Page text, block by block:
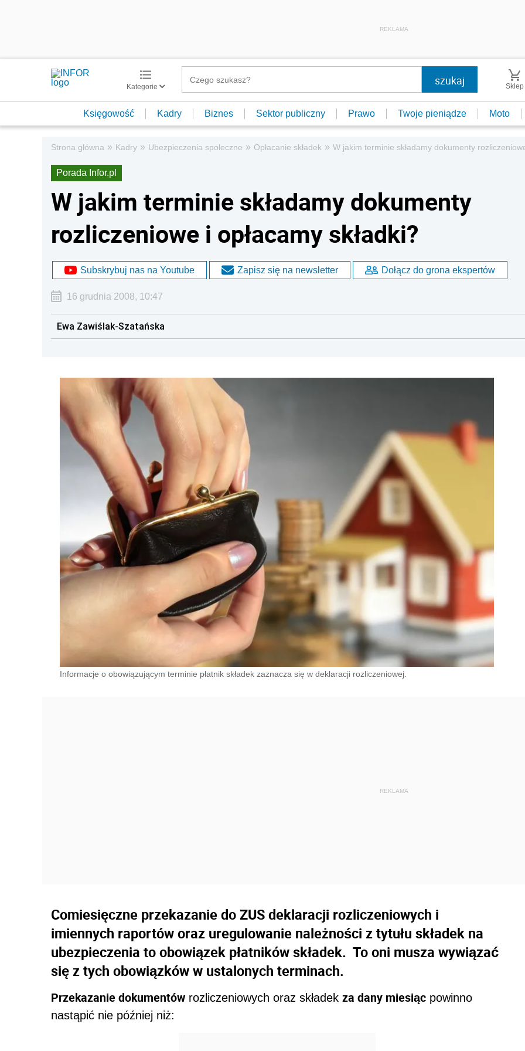
REKLAMA
Kategorie Sklep
Księgowość Kadry Biznes Sektor publiczny Prawo Twoje pieniądze Moto
Strona główna » Kadry » Ubezpieczenia społeczne » Opłacanie składek » W jakim terminie składamy dokumenty
Porada Infor.pl
W jakim terminie składamy dokumenty
rozliczeniowe i opłacamy składki?
Subskrybuj nas na Youtube Zapisz się na newsletter Dołącz do grona ekspertów
16 grudnia 2008, 10:47
Ewa Zawiślak-Szatańska
Informacje o obowiązującym terminie płatnik składek zaznacza się w deklaracji rozliczeniowej.
Comiesięczne przekazanie do ZUS deklaracji rozliczeniowych i
imiennych raportów oraz uregulowanie należności z tytułu składek na
ubezpieczenia to obowiązek płatników składek. To oni musza wywiązać
się z tych obowiązków w ustalonych terminach.
Przekazanie dokumentów rozliczeniowych oraz składek za dany miesiąc powinno
nastąpić nie później niż: